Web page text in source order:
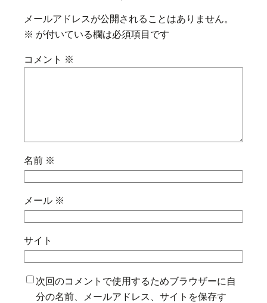
メールアドレスが公開されることはありません。
※ が付いている欄は必須項目です
コメント ※
名前 ※
メール ※
サイト
次回のコメントで使用するためブラウザーに自
分の名前、メールアドレス、サイトを保存す